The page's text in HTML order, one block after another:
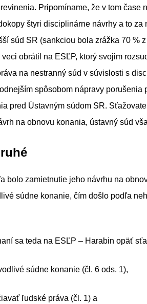
Pripomíname, že v tom čase
štyri disciplinárne návrhy a to
súd SR (sankciou bola zrážka 70 %
obrátil na ESĽP, ktorý svojim
na nestranný súd v súvislosti s
spôsobom nápravy porušenia
pred Ústavným súdom SR.
na obnovu konania, ústavný súd
bolo zamietnutie jeho návrhu na
súdne konanie, čím došlo podľa
sa teda na ESĽP – Harabin opäť
súdne konanie (čl. 6 ods. 1),
ľudské práva (čl. 1) a